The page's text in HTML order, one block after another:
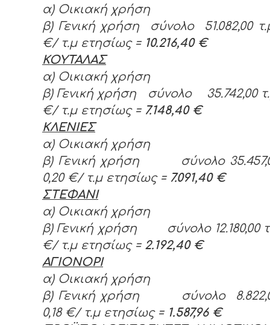
α) Οικιακή χρήση
β) Γενική χρήση σύνολο 51.082,00
€/ τ.μ ετησίως = 10.216,40 €
ΚΟΥΤΑΛΑΣ
α) Οικιακή χρήση
β) Γενική χρήση σύνολο 35.742,00
€/ τ.μ ετησίως = 7.148,40 €
ΚΛΕΝΙΕΣ
α) Οικιακή χρήση
β) Γενική χρήση σύνολο
0,20 €/ τ.μ ετησίως = 7.091,40 €
ΣΤΕΦΑΝΙ
α) Οικιακή χρήση
β) Γενική χρήση σύνολο 12.180,00
€/ τ.μ ετησίως = 2.192,40 €
ΑΓΙΟΝΟΡΙ
α) Οικιακή χρήση
β) Γενική χρήση σύνολο
0,18 €/ τ.μ ετησίως = 1.587,96 €